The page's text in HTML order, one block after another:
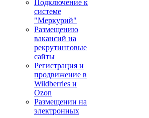
Подключение к
системе
"Меркурий"
Размещению
вакансий на
рекрутинговые
сайты
Регистрация и
продвижение в
Wildberries и
Ozon
Размещении на
электронных